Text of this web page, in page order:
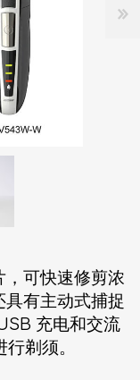
可快速修剪浓
有主动式捕捉
充电和交流
剃须。